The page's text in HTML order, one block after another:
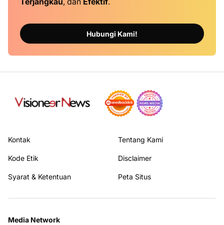
Hubungi Kami!
Kontak Tentang Kami
Kode Etik Disclaimer
Syarat & Ketentuan Peta Situs
Media Network